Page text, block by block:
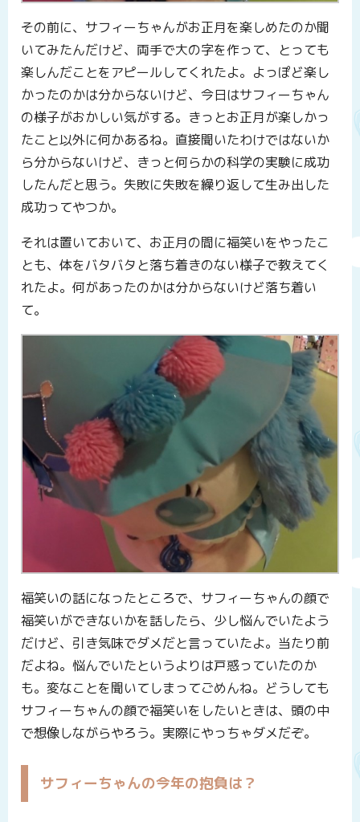
その前に、サフィーちゃんがお正月を楽しめたのか聞
いてみたんだけど、両手で大の字を作って、とっても
楽しんだことをアピールしてくれたよ。よっぽど楽し
かったのかは分からないけど、今日はサフィーちゃん
の様子がおかしい気がする。きっとお正月が楽しかっ
たこと以外に何かあるね。直接聞いたわけではないか
ら分からないけど、きっと何らかの科学の実験に成功
したんだと思う。失敗に失敗を繰り返して生み出した
成功ってやつか。
それは置いておいて、お正月の間に福笑いをやったこ
とも、体をバタバタと落ち着きのない様子で教えてく
れたよ。何があったのかは分からないけど落ち着い
て。
福笑いの話になったところで、サフィーちゃんの顔で
福笑いができないかを話したら、少し悩んでいたよう
だけど、引き気味でダメだと言っていたよ。当たり前
だよね。悩んでいたというよりは戸惑っていたのか
も。変なことを聞いてしまってごめんね。どうしても
サフィーちゃんの顔で福笑いをしたいときは、頭の中
で想像しながらやろう。実際にやっちゃダメだぞ。
サフィーちゃんの今年の抱負は？